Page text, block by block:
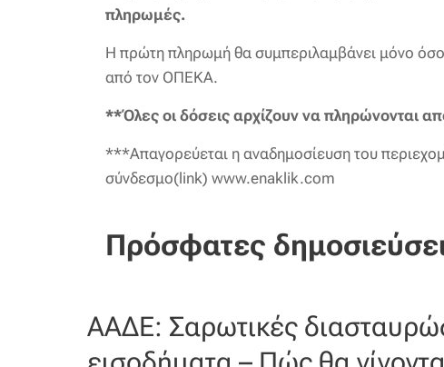
πληρωμές.
Η πρώτη πληρωμή θα συμπεριλαμβάνει μόνο
από τον ΟΠΕΚΑ.
**Όλες οι δόσεις αρχίζουν να πληρώνονται
***Απαγορεύεται η αναδημοσίευση του
σύνδεσμο(link) www.enaklik.com
Πρόσφατες
ΑΑΔΕ: Σαρωτικές